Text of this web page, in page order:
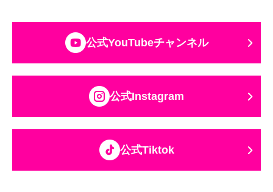
公式YouTubeチャンネル
公式Instagram
公式Tiktok